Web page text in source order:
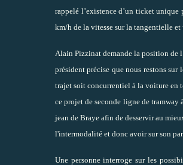
rappelé l’existence d’un ticket unique
km/h de la vitesse sur la tangentielle et
Alain Pizzinat demande la position de
président précise que nous restons
trajet soit concurrentiel à la voiture en
ce projet de seconde ligne de
jean de Braye afin de desservir au
l'intermodalité et donc avoir sur son
Une personne interroge sur les